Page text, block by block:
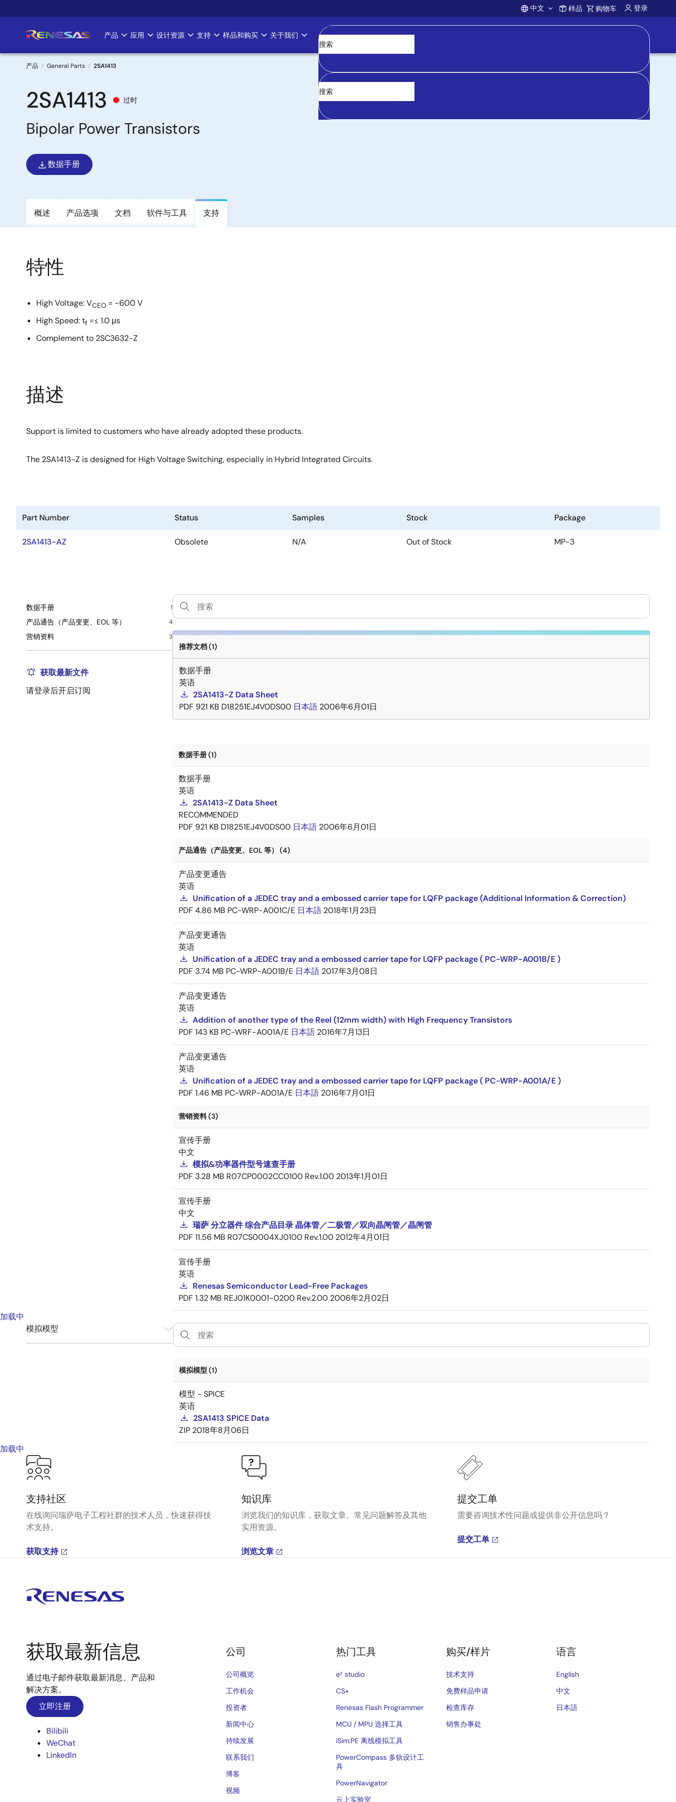
转
要
Account
中文 样品 购物车 登录
Main
navigation
产品 应用 设计资源 支持 样品和购买 关于我们
清空
面
包
屑
产品 General Parts 2SA1413
2SA1413 过时
Bipolar Power Transistors
数据手册
概述 产品选项 文档 软件与工具 支持
特性
High Voltage: VCEO = −600 V
High Speed: tf =≤ 1.0 μs
Complement to 2SC3632-Z
描述
Support is limited to customers who have already adopted these products.
The 2SA1413-Z is designed for High Voltage Switching, especially in Hybrid Integrated Circuits.
Part Number Status Samples Stock Package
2SA1413-AZ Obsolete N/A Out of Stock MP-3
数据手册 1
产品通告（产品变更、EOL 等） 4
营销资料 3
获取最新文件
请登录后开启订阅
推荐文档 (1)
数据手册
英语
2SA1413-Z Data Sheet
PDF 921 KB D18251EJ4V0DS00 日本語 2006年6月01日
数据手册 (1)
数据手册
英语
2SA1413-Z Data Sheet
RECOMMENDED
PDF 921 KB D18251EJ4V0DS00 日本語 2006年6月01日
产品通告（产品变更、EOL 等） (4)
产品变更通告
英语
Unification of a JEDEC tray and a embossed carrier tape for LQFP package (Additional Information & Correction)
PDF 4.86 MB PC-WRP-A001C/E 日本語 2018年1月23日
产品变更通告
英语
Unification of a JEDEC tray and a embossed carrier tape for LQFP package ( PC-WRP-A001B/E )
PDF 3.74 MB PC-WRP-A001B/E 日本語 2017年3月08日
产品变更通告
英语
Addition of another type of the Reel (12mm width) with High Frequency Transistors
PDF 143 KB PC-WRF-A001A/E 日本語 2016年7月13日
产品变更通告
英语
Unification of a JEDEC tray and a embossed carrier tape for LQFP package ( PC-WRP-A001A/E )
PDF 1.46 MB PC-WRP-A001A/E 日本語 2016年7月01日
营销资料 (3)
宣传手册
中文
模拟&功率器件型号速查手册
PDF 3.28 MB R07CP0002CC0100 Rev.1.00 2013年1月01日
宣传手册
中文
瑞萨 分立器件 综合产品目录 晶体管／二极管／双向晶闸管／晶闸管
PDF 11.56 MB R07CS0004XJ0100 Rev.1.00 2012年4月01日
宣传手册
英语
Renesas Semiconductor Lead-Free Packages
PDF 1.32 MB REJ01K0001-0200 Rev.2.00 2006年2月02日
加载中
模拟模型
模拟模型 (1)
模型 - SPICE
英语
2SA1413 SPICE Data
ZIP 2018年8月06日
加载中
支持社区
在线询问瑞萨电子工程社群的技术人员，快速获得技
术支持。
获取支持
知识库
浏览我们的知识库，获取文章、常见问题解答及其他
实用资源。
浏览文章
提交工单
需要咨询技术性问题或提供非公开信息吗？
提交工单
获取最新信息
通过电子邮件获取最新消息、产品和
解决方案。
立即注册
Bilibili
WeChat
LinkedIn
公司
公司概览
工作机会
投资者
新闻中心
持续发展
联系我们
博客
视频
热门工具
e² studio
CS+
Renesas Flash Programmer
MCU / MPU 选择工具
iSim:PE 离线模拟工具
PowerCompass 多轨设计工
具
PowerNavigator
云上实验室
购买/样片
技术支持
免费样品申请
检查库存
销售办事处
语言
English
中文
日本語